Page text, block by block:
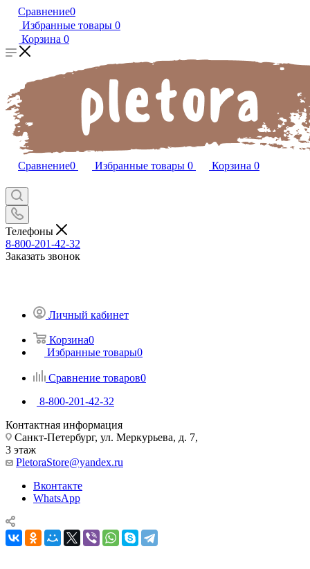
Сравнение0
Избранные товары 0
Корзина 0
Сравнение0 Избранные товары 0 Корзина 0
Телефоны
8-800-201-42-32
Заказать звонок
Личный кабинет
Корзина0
Избранные товары0
Сравнение товаров0
8-800-201-42-32
Контактная информация
Санкт-Петербург, ул. Меркурьева, д. 7,
3 этаж
PletoraStore@yandex.ru
Вконтакте
WhatsApp